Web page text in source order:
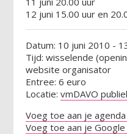
12 juni 15.00 uur en
Datum: 10 juni 2010 -
Tijd: wisselende
website organisator
Entree: 6 euro
Locatie:vmDAVO
Voeg toe aan je agenda
Voeg toe aan je Google